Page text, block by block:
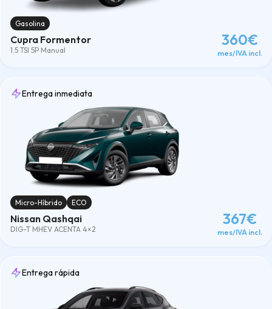
Gasolina
Cupra Formentor
1.5 TSI 5P Manual
360€
mes/IVA incl.
Entrega inmediata
Micro-Híbrido ECO
Nissan Qashqai
DIG-T MHEV ACENTA 4×2
367€
mes/IVA incl.
Entrega rápida